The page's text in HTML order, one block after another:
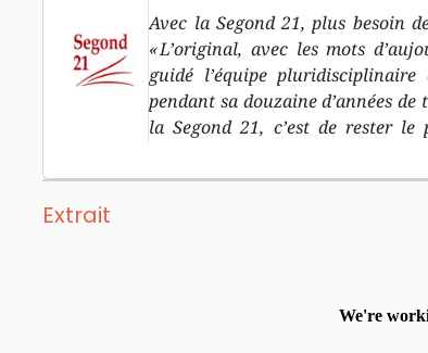
Avec la Segond 21, plus besoin
« L’original, avec les mots
guidé l’équipe
pendant sa douzaine d’années
la Segond 21, c’est de rester
biblique dans les langues
l’Ancien Testament, et le grec
compréhension « minimale
Extrait